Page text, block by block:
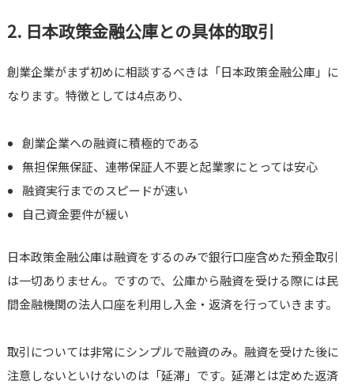
2. 日本政策金融公庫との具体的取引
創業企業がまず初めに相談するべきは「日本政策金融公庫」に
なります。特徴としては4点あり、
創業企業への融資に積極的である
無担保無保証、連帯保証人不要と起業家にとっては安心
融資実行までのスピードが速い
自己資金要件が緩い
日本政策金融公庫は融資をするのみで銀行口座含めた預金取引
は一切ありません。ですので、公庫から融資を受ける際には民
間金融機関の法人口座を利用し入金・返済を行っていきます。
取引については非常にシンプルで融資のみ。融資を受けた後に
注意しないといけないのは「延滞」です。延滞とは定めた返済